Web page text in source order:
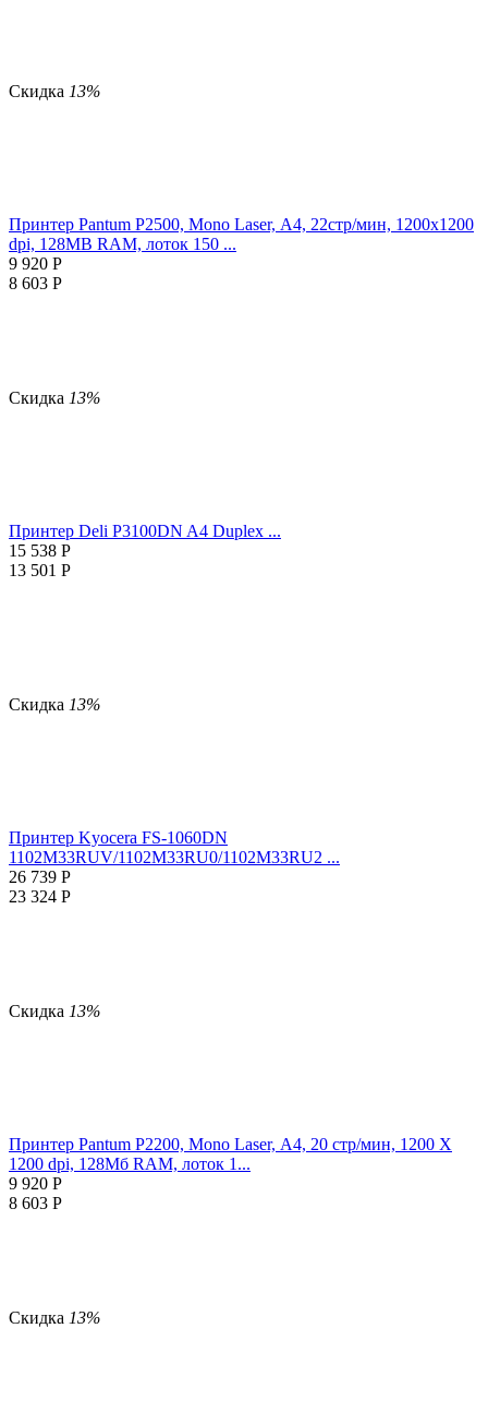
Скидка 13%
Принтер Pantum P2500, Mono Laser, А4, 22стр/мин, 1200x1200
dpi, 128MB RAM, лоток 150 ...
9 920 Р
8 603 Р
Скидка 13%
Принтер Deli P3100DN A4 Duplex ...
15 538 Р
13 501 Р
Скидка 13%
Принтер Kyocera FS-1060DN
1102M33RUV/1102M33RU0/1102M33RU2 ...
26 739 Р
23 324 Р
Скидка 13%
Принтер Pantum P2200, Mono Laser, А4, 20 стр/мин, 1200 X
1200 dpi, 128Мб RAM, лоток 1...
9 920 Р
8 603 Р
Скидка 13%